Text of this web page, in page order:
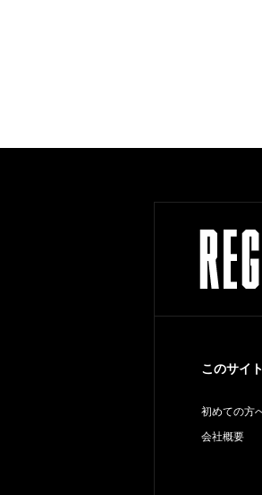
このサイ
初めての方
会社概要